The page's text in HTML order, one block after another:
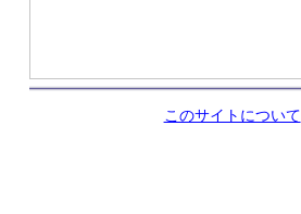
このサイトについて